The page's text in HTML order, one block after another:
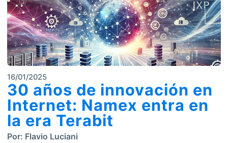
16/01/2025
30 años de innovación en
Internet: Namex entra en
la era Terabit
Por: Flavio Luciani